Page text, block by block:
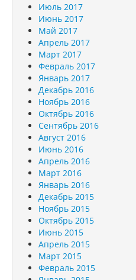
Июль 2017
Июнь 2017
Май 2017
Апрель 2017
Март 2017
Февраль 2017
Январь 2017
Декабрь 2016
Ноябрь 2016
Октябрь 2016
Сентябрь 2016
Август 2016
Июнь 2016
Апрель 2016
Март 2016
Январь 2016
Декабрь 2015
Ноябрь 2015
Октябрь 2015
Июнь 2015
Апрель 2015
Март 2015
Февраль 2015